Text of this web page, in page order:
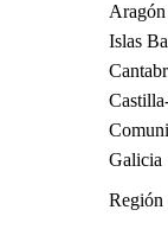
Aragón
Islas
Galicia
Región